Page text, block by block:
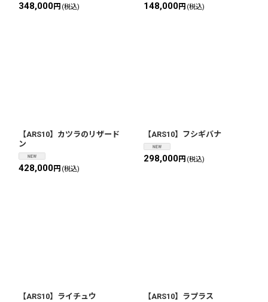
348,000円 (税込) 148,000円 (税込)
【ARS10】カツラのリザード
ン
428,000円 (税込)
【ARS10】フシギバナ
298,000円 (税込)
【ARS10】ライチュウ 【ARS10】ラプラス